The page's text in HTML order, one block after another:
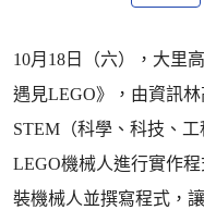
10月18日（六），大里
遇見LEGO》，由資訊
STEM（科學、科技、
LEGO機械人進行實作
裝機械人並撰寫程式，